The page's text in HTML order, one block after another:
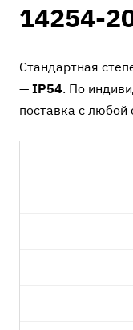
14254-
Стандартная
— IP54. По
поставка с